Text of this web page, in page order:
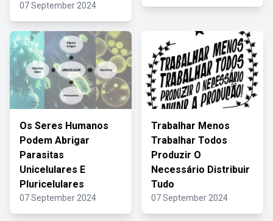
07 September 2024
Os Seres Humanos
Podem Abrigar
Parasitas
Unicelulares E
Pluricelulares
07 September 2024
Trabalhar Menos
Trabalhar Todos
Produzir O
Necessário Distribuir
Tudo
07 September 2024